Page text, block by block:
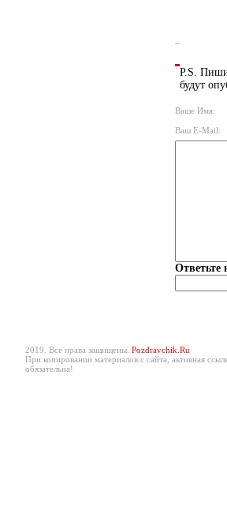
P.S.
будут
Ваше Имя:
Ваш E-Mail:
Ответьте
2019. Все права защищены. Pozdravchik.Ru
При копировании материалов с сайта, активная
обязательна!